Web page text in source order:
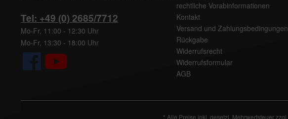
Tel: +49 (0) 2685/7712
Mo-Fr, 11:00 - 12:30 Uhr
Mo-Fr, 13:30 - 18:00 Uhr
rechtliche Vorabinformationen
Kontakt
Versand und Zahlungsbedingungen
Rückgabe
Widerrufsrecht
Widerrufsformular
AGB
* Alle Preise inkl. gesetzl. Mehrwertsteuer zzgl.